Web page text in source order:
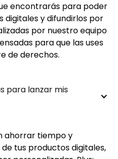
encontrarás para poder
y difundirlos por
por nuestro equipo
para que las uses
de derechos.
para lanzar mis
ahorrar tiempo y
tus productos digitales,